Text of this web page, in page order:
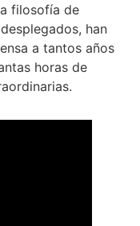
filosofía de
han
a tantos años
horas de